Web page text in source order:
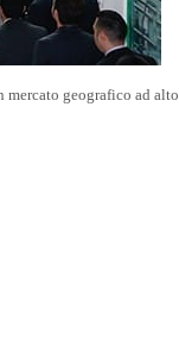
mercato geografico ad alto